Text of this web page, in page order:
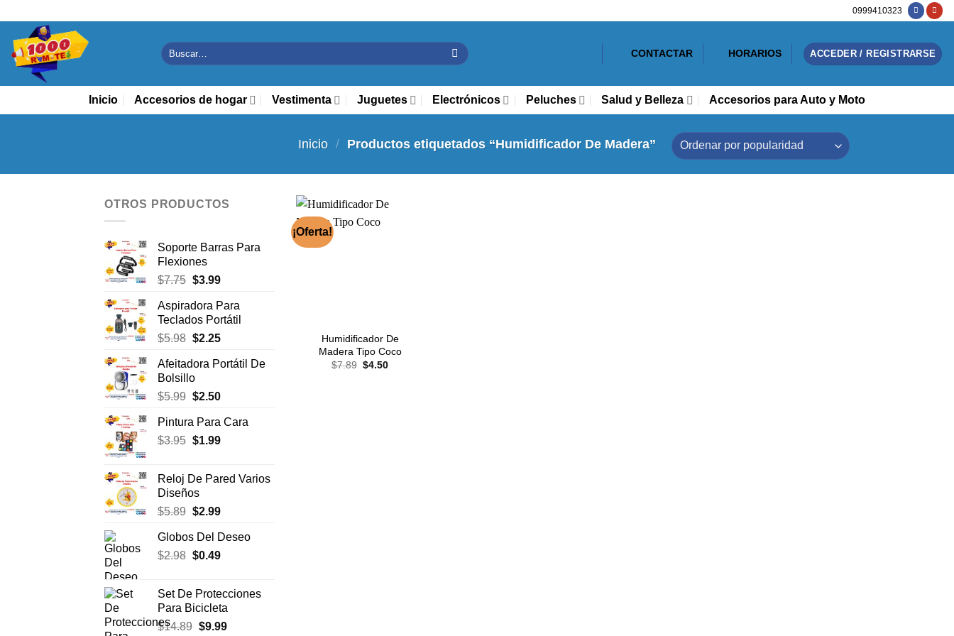
contenido
0999410323
Buscar
por:
CONTACTAR HORARIOS ACCEDER / REGISTRARSE
Inicio Accesorios de hogar Vestimenta Juguetes Electrónicos Peluches Salud y Belleza Accesorios para Auto y Moto
Inicio / Productos etiquetados “Humidificador De Madera”
OTROS PRODUCTOS
Soporte Barras Para
Flexiones
$7.75 El
original
era:
$7.75.
$3.99El
actual
es:
$3.99.
Aspiradora Para
Teclados Portátil
$5.98 El
original
era:
$5.98.
$2.25El
actual
$2.25.
Afeitadora Portátil De
Bolsillo
$5.99 El
original
era:
$2.50El
actual
es:
Pintura Para Cara
$3.95 El
era:
$3.95.
$1.99El
es:
Reloj De Pared Varios
Diseños
$5.89 El
original
era:
$2.99El
actual
es:
Globos Del Deseo
$2.98 El
era:
$2.98.
$0.49El
es:
$0.49.
Set De Protecciones
Para Bicicleta
$14.89 El
$9.99El
¡Oferta!
Humidificador De
Madera Tipo Coco
$7.89 El
$4.50El